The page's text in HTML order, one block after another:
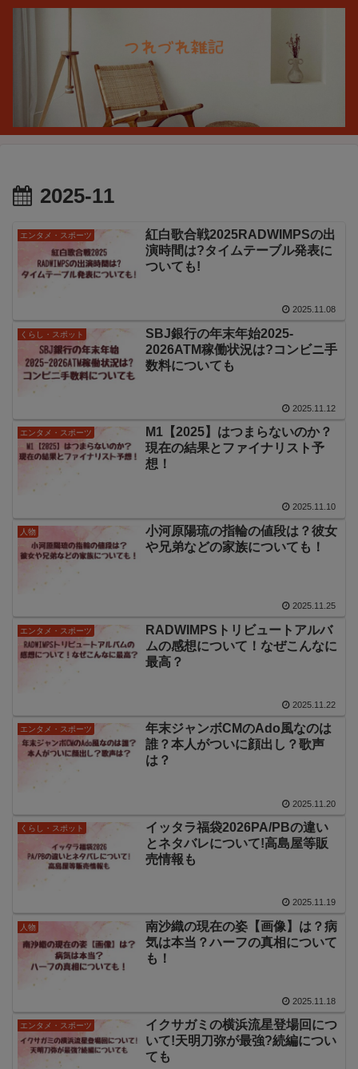
2025-11
エンタメ・スポーツ
紅白歌合戦2025RADWIMPSの出
演時間は?タイムテーブル発表に
ついても!
2025.11.08
くらし・スポット
SBJ銀行の年末年始2025-
2026ATM稼働状況は?コンビニ手
数料についても
2025.11.12
エンタメ・スポーツ
M1【2025】はつまらないのか？
現在の結果とファイナリスト予
想！
2025.11.10
人物
小河原陽琉の指輪の値段は？彼女
や兄弟などの家族についても！
2025.11.25
エンタメ・スポーツ
RADWIMPSトリビュートアルバ
ムの感想について！なぜこんなに
最高？
2025.11.22
エンタメ・スポーツ
年末ジャンボCMのAdo風なのは
誰？本人がついに顔出し？歌声
は？
2025.11.20
くらし・スポット
イッタラ福袋2026PA/PBの違い
とネタバレについて!高島屋等販
売情報も
2025.11.19
人物
南沙織の現在の姿【画像】は？病
気は本当？ハーフの真相について
も！
2025.11.18
エンタメ・スポーツ
イクサガミの横浜流星登場回につ
いて!天明刀弥が最強?続編につい
ても